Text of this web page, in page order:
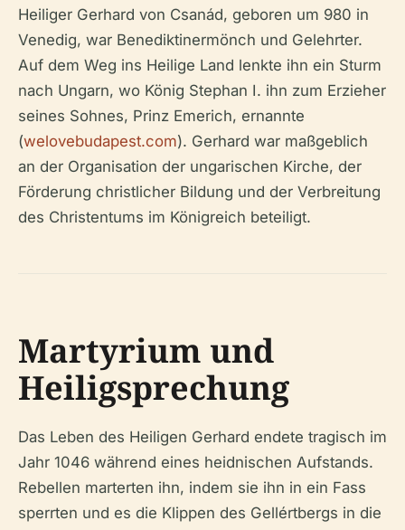
Heiliger Gerhard von Csanád, geboren um 980 in
Venedig, war Benediktinermönch und Gelehrter.
Auf dem Weg ins Heilige Land lenkte ihn ein Sturm
nach Ungarn, wo König Stephan I. ihn zum Erzieher
seines Sohnes, Prinz Emerich, ernannte
(welovebudapest.com). Gerhard war maßgeblich
an der Organisation der ungarischen Kirche, der
Förderung christlicher Bildung und der Verbreitung
des Christentums im Königreich beteiligt.
Martyrium und
Heiligsprechung
Das Leben des Heiligen Gerhard endete tragisch im
Jahr 1046 während eines heidnischen Aufstands.
Rebellen marterten ihn, indem sie ihn in ein Fass
sperrten und es die Klippen des Gellértbergs in die